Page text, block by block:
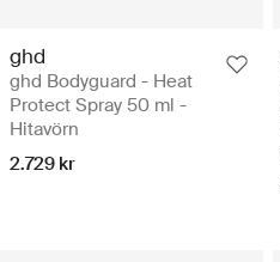
ghd
ghd Bodyguard - Heat
Protect Spray 50 ml -
Hitavörn
2.729 kr